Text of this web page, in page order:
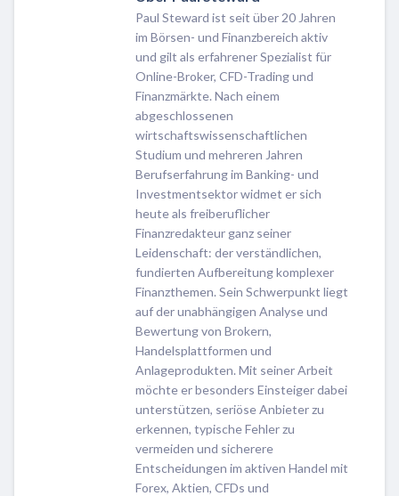
Paul Steward ist seit über 20 Jahren
im Börsen- und Finanzbereich aktiv
und gilt als erfahrener Spezialist für
Online-Broker, CFD-Trading und
Finanzmärkte. Nach einem
abgeschlossenen
wirtschaftswissenschaftlichen
Studium und mehreren Jahren
Berufserfahrung im Banking- und
Investmentsektor widmet er sich
heute als freiberuflicher
Finanzredakteur ganz seiner
Leidenschaft: der verständlichen,
fundierten Aufbereitung komplexer
Finanzthemen. Sein Schwerpunkt liegt
auf der unabhängigen Analyse und
Bewertung von Brokern,
Handelsplattformen und
Anlageprodukten. Mit seiner Arbeit
möchte er besonders Einsteiger dabei
unterstützen, seriöse Anbieter zu
erkennen, typische Fehler zu
vermeiden und sicherere
Entscheidungen im aktiven Handel mit
Forex, Aktien, CFDs und